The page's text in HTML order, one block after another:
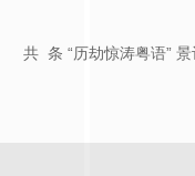
共 条 “历劫惊涛粤语”